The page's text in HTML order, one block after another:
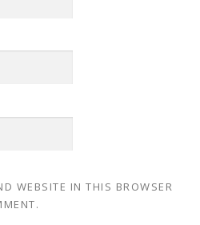
WEBSITE IN THIS BROWSER